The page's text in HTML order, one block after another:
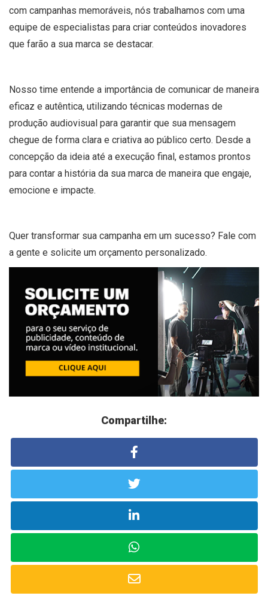
com campanhas memoráveis, nós trabalhamos com uma
equipe de especialistas para criar conteúdos inovadores
que farão a sua marca se destacar.
Nosso time entende a importância de comunicar de maneira
eficaz e autêntica, utilizando técnicas modernas de
produção audiovisual para garantir que sua mensagem
chegue de forma clara e criativa ao público certo. Desde a
concepção da ideia até a execução final, estamos prontos
para contar a história da sua marca de maneira que engaje,
emocione e impacte.
Quer transformar sua campanha em um sucesso? Fale com
a gente e solicite um orçamento personalizado.
Compartilhe: